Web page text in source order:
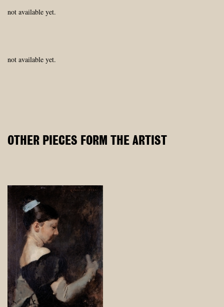
not available yet.
not available yet.
OTHER PIECES FORM THE ARTIST